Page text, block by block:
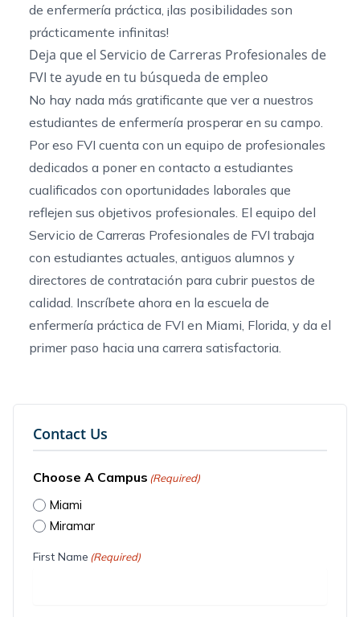
de enfermería práctica, ¡las posibilidades son
prácticamente infinitas!
Deja que el Servicio de Carreras Profesionales de
FVI te ayude en tu búsqueda de empleo
No hay nada más gratificante que ver a nuestros
estudiantes de enfermería prosperar en su campo.
Por eso FVI cuenta con un equipo de profesionales
dedicados a poner en contacto a estudiantes
cualificados con oportunidades laborales que
reflejen sus objetivos profesionales. El equipo del
Servicio de Carreras Profesionales de FVI trabaja
con estudiantes actuales, antiguos alumnos y
directores de contratación para cubrir puestos de
calidad. Inscríbete ahora en la escuela de
enfermería práctica de FVI en Miami, Florida , y da el
primer paso hacia una carrera satisfactoria.
Contact Us
Choose A Campus (Required)
Miami
Miramar
First Name (Required)